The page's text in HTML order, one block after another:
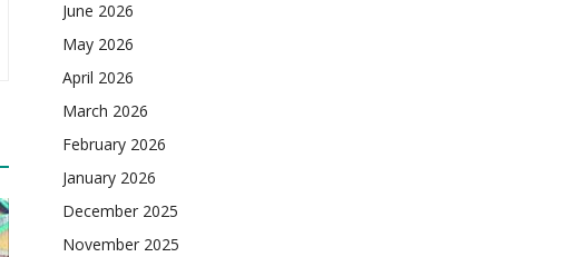
June 2026
May 2026
April 2026
March 2026
February 2026
January 2026
December 2025
November 2025